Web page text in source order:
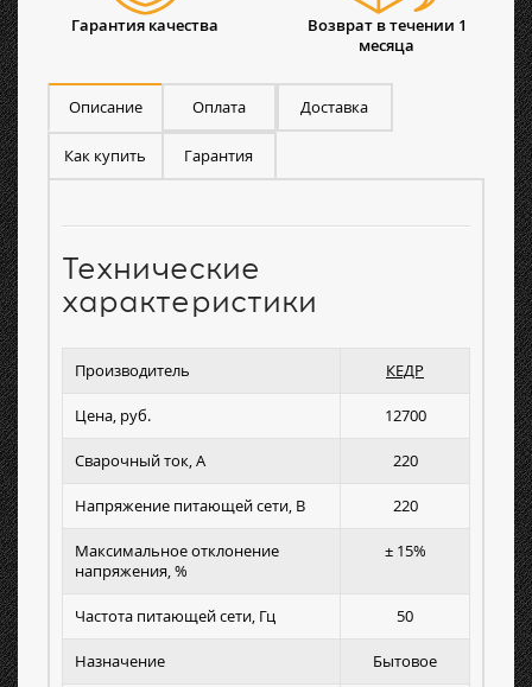
Гарантия качества
Возврат в течении 1
месяца
Описание Оплата Доставка
Как купить Гарантия
Технические
характеристики
Производитель КЕДР
Цена, руб. 12700
Сварочный ток, А 220
Напряжение питающей сети, В 220
Максимальное отклонение
напряжения, %
± 15%
Частота питающей сети, Гц 50
Назначение Бытовое